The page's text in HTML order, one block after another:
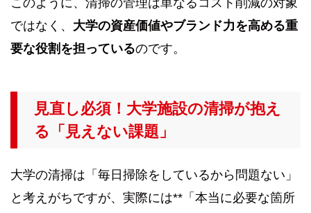
このように、清掃の管理は単なるコスト削減の対象
ではなく、 大学の資産価値やブランド力を高める重
要な役割を担っているのです。
見直し必須！大学施設の清掃が抱え
る「見えない課題」
大学の清掃は「毎日掃除をしているから問題ない」
と考えがちですが、実際には**「本当に必要な箇所